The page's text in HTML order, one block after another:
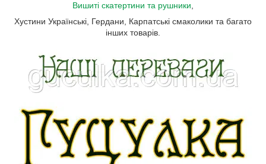
Вишиті скатертини та рушники
Хустини Українські, Гердани, Карпатські смаколики та багато
інших товарів.